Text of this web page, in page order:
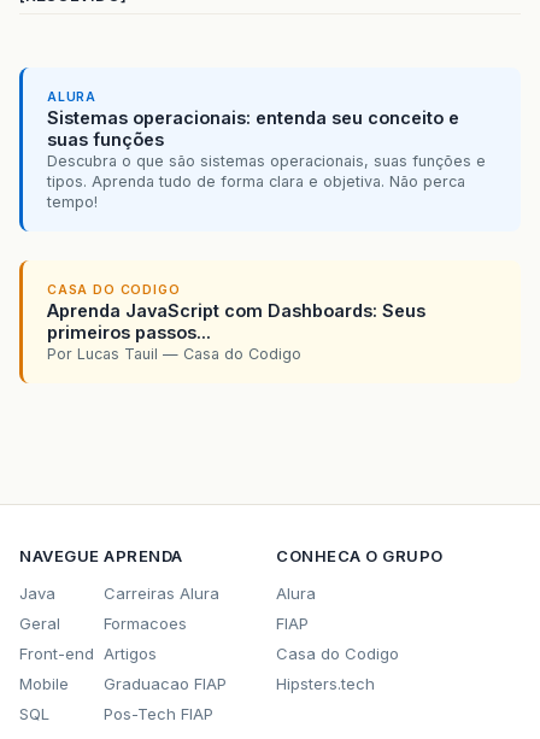
ALURA
Sistemas operacionais: entenda seu conceito e
suas funções
Descubra o que são sistemas operacionais, suas funções e
tipos. Aprenda tudo de forma clara e objetiva. Não perca
tempo!
CASA DO CODIGO
Aprenda JavaScript com Dashboards: Seus
primeiros passos...
Por Lucas Tauil — Casa do Codigo
NAVEGUE
Java
Geral
Front-end
Mobile
SQL
APRENDA
Carreiras Alura
Formacoes
Artigos
Graduacao FIAP
Pos-Tech FIAP
CONHECA O GRUPO
Alura
FIAP
Casa do Codigo
Hipsters.tech